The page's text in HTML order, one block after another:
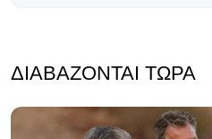
ΔΙΑΒΆΖΟΝΤΑΙ ΤΏΡΑ